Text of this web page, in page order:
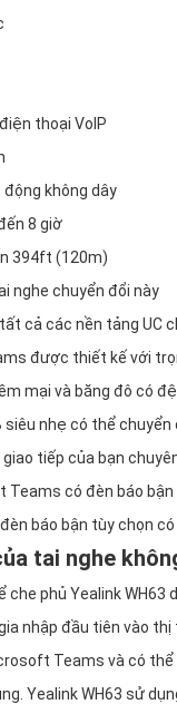
thoại VoIP
động không dây
8 giờ
394ft (120m)
nghe chuyển đổi này
cả các nền tảng UC
được thiết kế với
mại và băng đô có
siêu nhẹ có thể
tiếp của bạn
Teams có đèn báo
báo bận tùy chọn
tai nghe
che phủ Yealink
nhập đầu tiên vào
Teams và có
Yealink WH63 sử